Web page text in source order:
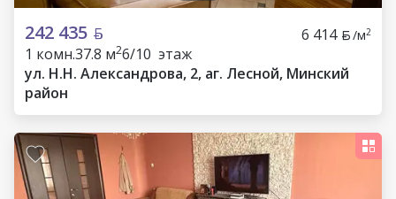
242 435 6 414 /м2
1 комн.37.8 м26/10 этаж
ул. Н.Н. Александрова, 2, аг. Лесной, Минский
район